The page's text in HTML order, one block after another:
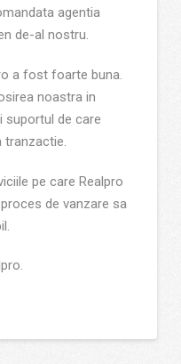
agentia
de-al nostru.
a fost foarte buna.
noastra in
suportul de care
tranzactie.
pe care Realpro
de vanzare sa